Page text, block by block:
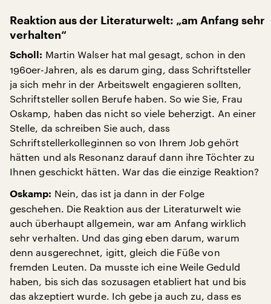
Reaktion aus der Literaturwelt: „am Anfang sehr
verhalten“
Scholl: Martin Walser hat mal gesagt, schon in den
1960er-Jahren, als es darum ging, dass Schriftsteller
ja sich mehr in der Arbeitswelt engagieren sollten,
Schriftsteller sollen Berufe haben. So wie Sie, Frau
Oskamp, haben das nicht so viele beherzigt. An einer
Stelle, da schreiben Sie auch, dass
Schriftstellerkolleginnen so von Ihrem Job gehört
hätten und als Resonanz darauf dann ihre Töchter zu
Ihnen geschickt hätten. War das die einzige Reaktion?
Oskamp: Nein, das ist ja dann in der Folge
geschehen. Die Reaktion aus der Literaturwelt wie
auch überhaupt allgemein, war am Anfang wirklich
sehr verhalten. Und das ging eben darum, warum
denn ausgerechnet, igitt, gleich die Füße von
fremden Leuten. Da musste ich eine Weile Geduld
haben, bis sich das sozusagen etabliert hat und bis
das akzeptiert wurde. Ich gebe ja auch zu, dass es